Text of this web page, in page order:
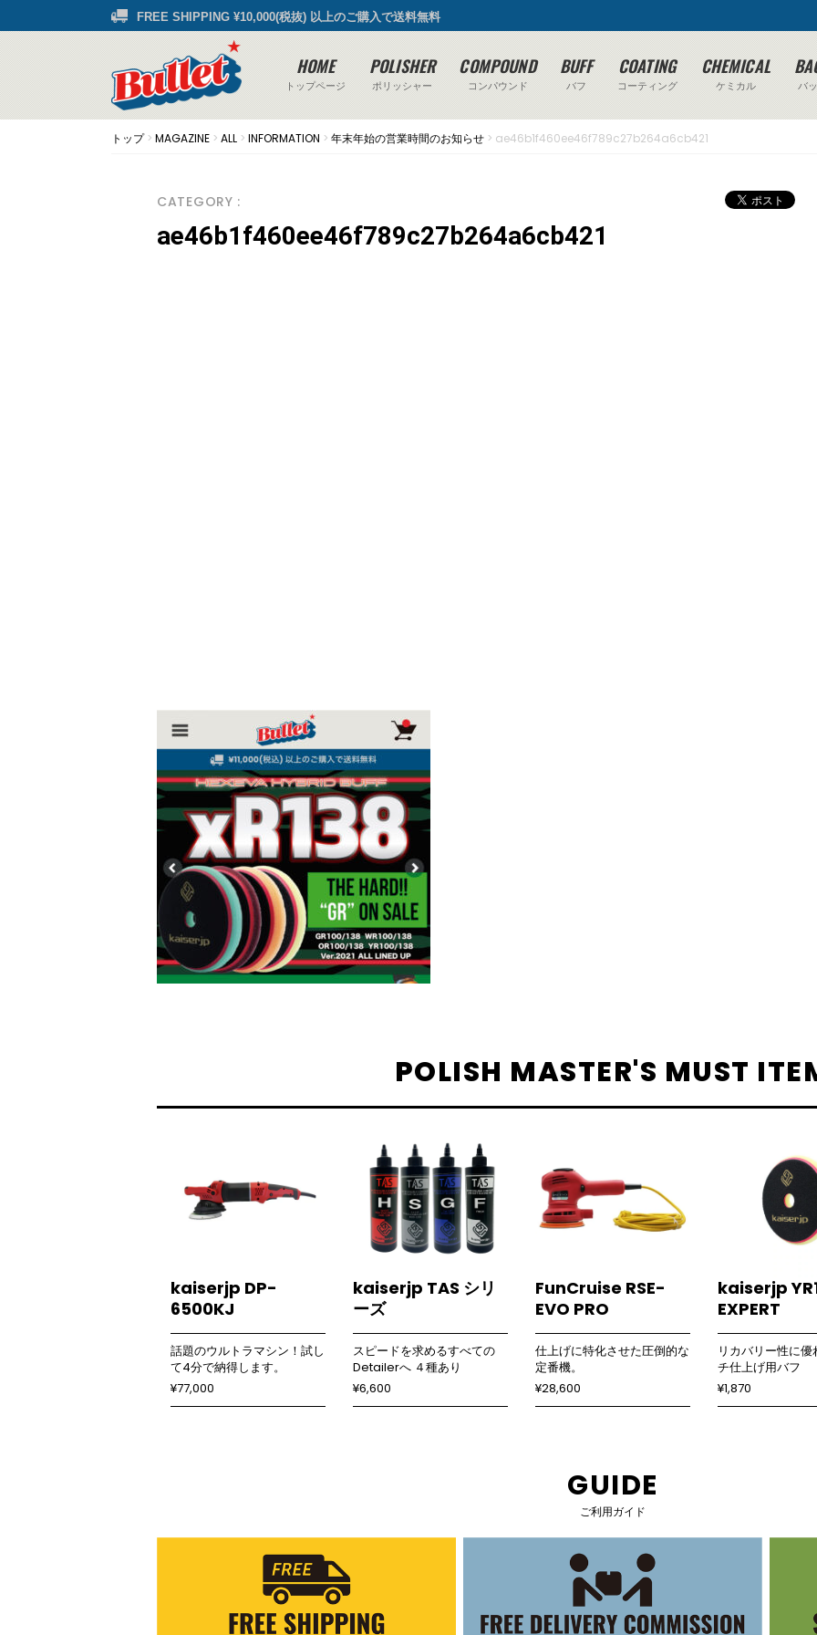
FREE SHIPPING ¥10,000(税抜) 以上のご購入で送料無料
HOME
トップページ
POLISHER
ポリッシャー
COMPOUND
コンパウンド
BUFF
バフ
COATING
コーティング
CHEMICAL
ケミカル バ
トップ> MAGAZINE > ALL > INFORMATION > 年末年始の営業時間のお知らせ > ae46b1f460ee46f789c27b264a6cb421
CATEGORY :
ae46b1f460ee46f789c27b264a6cb421
POLISH MASTER'S MUST
kaiserjp DP-
6500KJ
話題のウルトラマシン！試し
て4分で納得します。
¥77,000
kaiserjp TAS シリ
ーズ
スピードを求めるすべての
Detailerへ ４種あり
¥6,600
FunCruise RSE-
EVO PRO
仕上げに特化させた圧倒的な
定番機。
¥28,600
kaiserjp
EXPERT
リカバリー性に
チ仕上げ用バフ
¥1,870
GUIDE
ご利用ガイド